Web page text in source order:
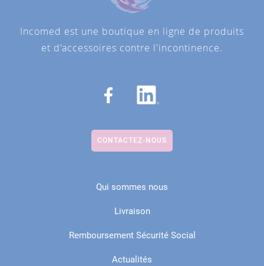
Incomed est une boutique en ligne de produits
et d'accessoires contre l'incontinence.
CONTACTEZ-NOUS
Qui sommes nous
Livraison
Remboursement Sécurité Social
Actualités